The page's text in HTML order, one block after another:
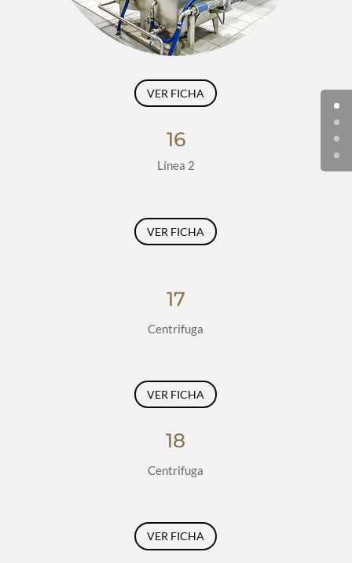
VER FICHA
16
Línea 2
VER FICHA
17
Centrifuga
VER FICHA
18
Centrifuga
VER FICHA